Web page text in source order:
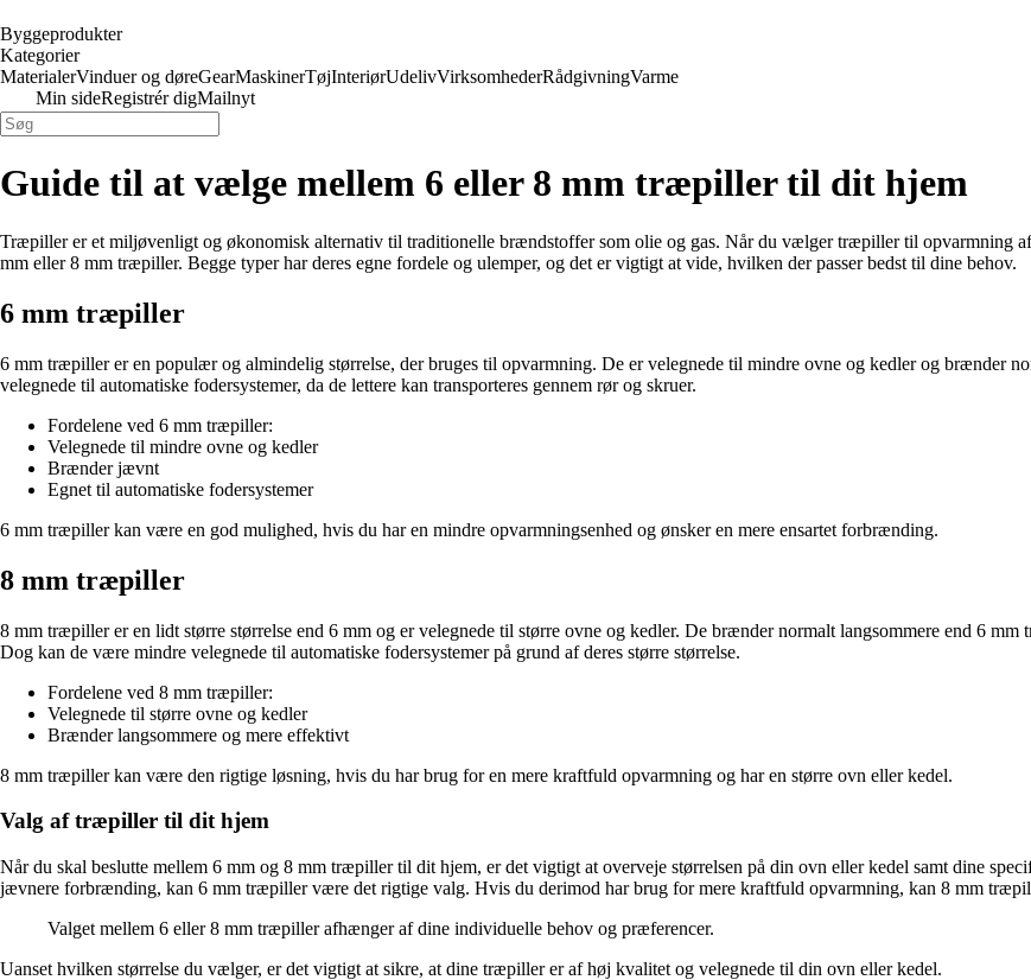
Byggeprodukter
Kategorier
MaterialerVinduer og døreGearMaskinerTøjInteriørUdelivVirksomhederRådgivningVarme
Min sideRegistrér digMailnyt
Guide til at vælge mellem 6 eller 8 mm træpiller til dit hjem
Træpiller er et miljøvenligt og økonomisk alternativ til traditionelle brændstoffer som olie og gas. Når du vælger træpiller til opvarmning
mm eller 8 mm træpiller. Begge typer har deres egne fordele og ulemper, og det er vigtigt at vide, hvilken der passer bedst til dine behov.
6 mm træpiller
6 mm træpiller er en populær og almindelig størrelse, der bruges til opvarmning. De er velegnede til mindre ovne og kedler og brænder
velegnede til automatiske fodersystemer, da de lettere kan transporteres gennem rør og skruer.
Fordelene ved 6 mm træpiller:
Velegnede til mindre ovne og kedler
Brænder jævnt
Egnet til automatiske fodersystemer
6 mm træpiller kan være en god mulighed, hvis du har en mindre opvarmningsenhed og ønsker en mere ensartet forbrænding.
8 mm træpiller
8 mm træpiller er en lidt større størrelse end 6 mm og er velegnede til større ovne og kedler. De brænder normalt langsommere end 6
Dog kan de være mindre velegnede til automatiske fodersystemer på grund af deres større størrelse.
Fordelene ved 8 mm træpiller:
Velegnede til større ovne og kedler
Brænder langsommere og mere effektivt
8 mm træpiller kan være den rigtige løsning, hvis du har brug for en mere kraftfuld opvarmning og har en større ovn eller kedel.
Valg af træpiller til dit hjem
Når du skal beslutte mellem 6 mm og 8 mm træpiller til dit hjem, er det vigtigt at overveje størrelsen på din ovn eller kedel samt dine
jævnere forbrænding, kan 6 mm træpiller være det rigtige valg. Hvis du derimod har brug for mere kraftfuld opvarmning, kan 8 mm
Valget mellem 6 eller 8 mm træpiller afhænger af dine individuelle behov og præferencer.
Uanset hvilken størrelse du vælger, er det vigtigt at sikre, at dine træpiller er af høj kvalitet og velegnede til din ovn eller kedel.